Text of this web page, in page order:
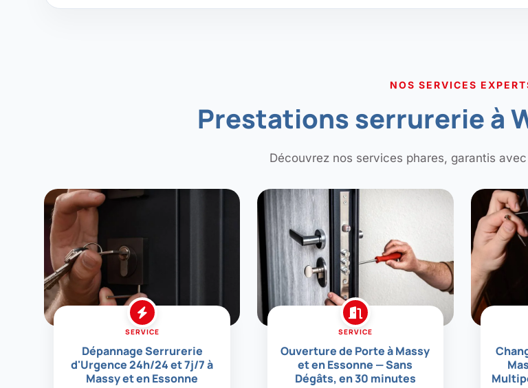
NOS SERVICES
Prestations serrurerie à
Découvrez nos services phares, garantis
SERVICE
Dépannage Serrurerie
d'Urgence 24h/24 et 7j/7 à
Massy et en Essonne
SERVICE
Ouverture de Porte à Massy
et en Essonne — Sans
Dégâts, en 30 minutes